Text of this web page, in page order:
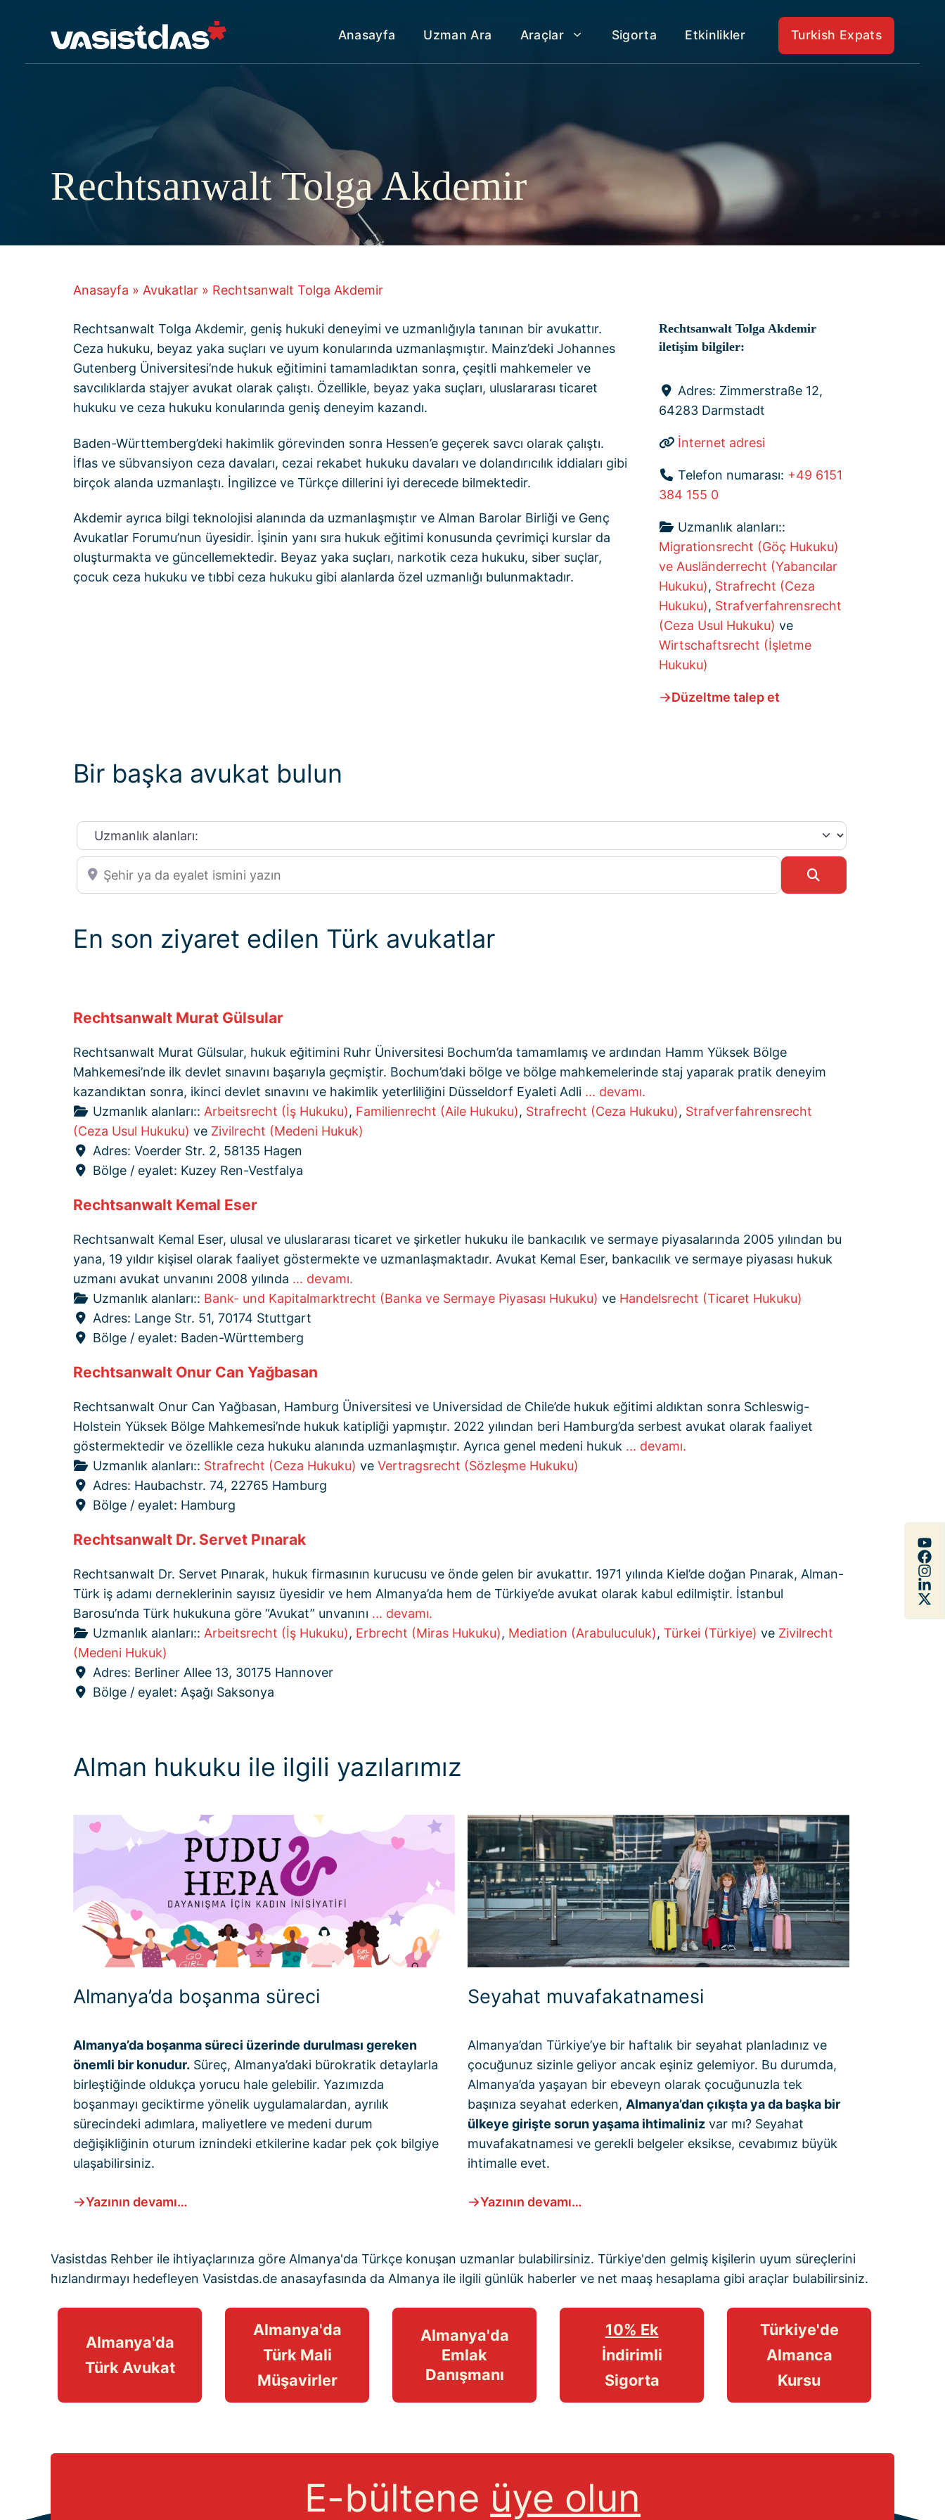
Anasayfa Uzman Ara Araçlar Sigorta Etkinlikler Turkish Expats
Rechtsanwalt Tolga Akdemir
Anasayfa » Avukatlar » Rechtsanwalt Tolga Akdemir
Rechtsanwalt Tolga Akdemir, geniş hukuki deneyimi ve uzmanlığıyla tanınan bir avukattır.
Ceza hukuku, beyaz yaka suçları ve uyum konularında uzmanlaşmıştır. Mainz’deki Johannes
Gutenberg Üniversitesi’nde hukuk eğitimini tamamladıktan sonra, çeşitli mahkemeler ve
savcılıklarda stajyer avukat olarak çalıştı. Özellikle, beyaz yaka suçları, uluslararası ticaret
hukuku ve ceza hukuku konularında geniş deneyim kazandı.
Baden-Württemberg’deki hakimlik görevinden sonra Hessen’e geçerek savcı olarak çalıştı.
İflas ve sübvansiyon ceza davaları, cezai rekabet hukuku davaları ve dolandırıcılık iddiaları gibi
birçok alanda uzmanlaştı. İngilizce ve Türkçe dillerini iyi derecede bilmektedir.
Akdemir ayrıca bilgi teknolojisi alanında da uzmanlaşmıştır ve Alman Barolar Birliği ve Genç
Avukatlar Forumu’nun üyesidir. İşinin yanı sıra hukuk eğitimi konusunda çevrimiçi kurslar da
oluşturmakta ve güncellemektedir. Beyaz yaka suçları, narkotik ceza hukuku, siber suçlar,
çocuk ceza hukuku ve tıbbi ceza hukuku gibi alanlarda özel uzmanlığı bulunmaktadır.
Rechtsanwalt Tolga Akdemir
iletişim bilgiler:
Adres: Zimmerstraße 12,
64283 Darmstadt
İnternet adresi
Telefon numarası: +49 6151
384 155 0
Uzmanlık alanları::
Migrationsrecht (Göç Hukuku)
ve Ausländerrecht (Yabancılar
Hukuku), Strafrecht (Ceza
Hukuku), Strafverfahrensrecht
(Ceza Usul Hukuku) ve
Wirtschaftsrecht (İşletme
Hukuku)
Düzeltme talep et
Bir başka avukat bulun
Uzmanlık alanları:
Şehir ya da eyalet ismini yazın
En son ziyaret edilen Türk avukatlar
Rechtsanwalt Murat Gülsular
Rechtsanwalt Murat Gülsular, hukuk eğitimini Ruhr Üniversitesi Bochum’da tamamlamış ve ardından Hamm Yüksek Bölge
Mahkemesi’nde ilk devlet sınavını başarıyla geçmiştir. Bochum’daki bölge ve bölge mahkemelerinde staj yaparak pratik deneyim
kazandıktan sonra, ikinci devlet sınavını ve hakimlik yeterliliğini Düsseldorf Eyaleti Adli ... devamı.
Uzmanlık alanları:: Arbeitsrecht (İş Hukuku), Familienrecht (Aile Hukuku), Strafrecht (Ceza Hukuku), Strafverfahrensrecht
(Ceza Usul Hukuku) ve Zivilrecht (Medeni Hukuk)
Adres: Voerder Str. 2, 58135 Hagen
Bölge / eyalet: Kuzey Ren-Vestfalya
Rechtsanwalt Kemal Eser
Rechtsanwalt Kemal Eser, ulusal ve uluslararası ticaret ve şirketler hukuku ile bankacılık ve sermaye piyasalarında 2005 yılından bu
yana, 19 yıldır kişisel olarak faaliyet göstermekte ve uzmanlaşmaktadır. Avukat Kemal Eser, bankacılık ve sermaye piyasası hukuk
uzmanı avukat unvanını 2008 yılında ... devamı.
Uzmanlık alanları:: Bank- und Kapitalmarktrecht (Banka ve Sermaye Piyasası Hukuku) ve Handelsrecht (Ticaret Hukuku)
Adres: Lange Str. 51, 70174 Stuttgart
Bölge / eyalet: Baden-Württemberg
Rechtsanwalt Onur Can Yağbasan
Rechtsanwalt Onur Can Yağbasan, Hamburg Üniversitesi ve Universidad de Chile’de hukuk eğitimi aldıktan sonra Schleswig-
Holstein Yüksek Bölge Mahkemesi’nde hukuk katipliği yapmıştır. 2022 yılından beri Hamburg’da serbest avukat olarak faaliyet
göstermektedir ve özellikle ceza hukuku alanında uzmanlaşmıştır. Ayrıca genel medeni hukuk ... devamı.
Uzmanlık alanları:: Strafrecht (Ceza Hukuku) ve Vertragsrecht (Sözleşme Hukuku)
Adres: Haubachstr. 74, 22765 Hamburg
Bölge / eyalet: Hamburg
Rechtsanwalt Dr. Servet Pınarak
Rechtsanwalt Dr. Servet Pınarak, hukuk firmasının kurucusu ve önde gelen bir avukattır. 1971 yılında Kiel’de doğan Pınarak, Alman-
Türk iş adamı derneklerinin sayısız üyesidir ve hem Almanya’da hem de Türkiye’de avukat olarak kabul edilmiştir. İstanbul
Barosu’nda Türk hukukuna göre “Avukat” unvanını ... devamı.
Uzmanlık alanları:: Arbeitsrecht (İş Hukuku), Erbrecht (Miras Hukuku), Mediation (Arabuluculuk), Türkei (Türkiye) ve Zivilrecht
(Medeni Hukuk)
Adres: Berliner Allee 13, 30175 Hannover
Bölge / eyalet: Aşağı Saksonya
Alman hukuku ile ilgili yazılarımız
Almanya’da boşanma süreci
Almanya’da boşanma süreci üzerinde durulması gereken
önemli bir konudur. Süreç, Almanya’daki bürokratik detaylarla
birleştiğinde oldukça yorucu hale gelebilir. Yazımızda
boşanmayı geciktirme yönelik uygulamalardan, ayrılık
sürecindeki adımlara, maliyetlere ve medeni durum
değişikliğinin oturum iznindeki etkilerine kadar pek çok bilgiye
ulaşabilirsiniz.
Yazının devamı…
Seyahat muvafakatnamesi
Almanya’dan Türkiye’ye bir haftalık bir seyahat planladınız ve
çocuğunuz sizinle geliyor ancak eşiniz gelemiyor. Bu durumda,
Almanya’da yaşayan bir ebeveyn olarak çocuğunuzla tek
başınıza seyahat ederken, Almanya’dan çıkışta ya da başka bir
ülkeye girişte sorun yaşama ihtimaliniz var mı? Seyahat
muvafakatnamesi ve gerekli belgeler eksikse, cevabımız büyük
ihtimalle evet.
Yazının devamı…
Vasistdas Rehber ile ihtiyaçlarınıza göre Almanya'da Türkçe konuşan uzmanlar bulabilirsiniz. Türkiye'den gelmiş kişilerin uyum süreçlerini
hızlandırmayı hedefleyen Vasistdas.de anasayfasında da Almanya ile ilgili günlük haberler ve net maaş hesaplama gibi araçlar bulabilirsiniz.
Almanya'da
Türk Avukat
Almanya'da
Türk Mali
Müşavirler
Almanya'da
Emlak
Danışmanı
10% Ek
İndirimli
Sigorta
Türkiye'de
Almanca
Kursu
E-bültene üye olun